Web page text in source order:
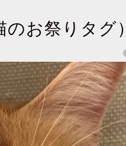
お祭りタグ）